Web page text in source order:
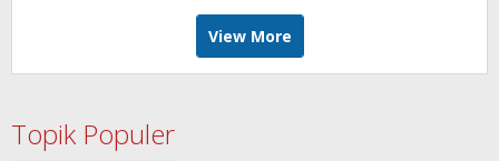
View More
Topik Populer